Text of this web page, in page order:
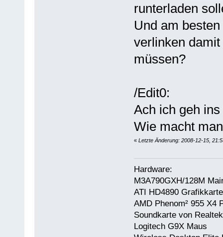
runterladen
Und am
verlinken
müssen?
/Edit0:
Ach ich geh
Wie macht
« Letzte Änderung: 2008-12-15,
Hardware:
M3A790GXH/128M
ATI HD4890 Grafikkarte
AMD Phenom² 955 X4
Soundkarte von
Logitech G9X Maus